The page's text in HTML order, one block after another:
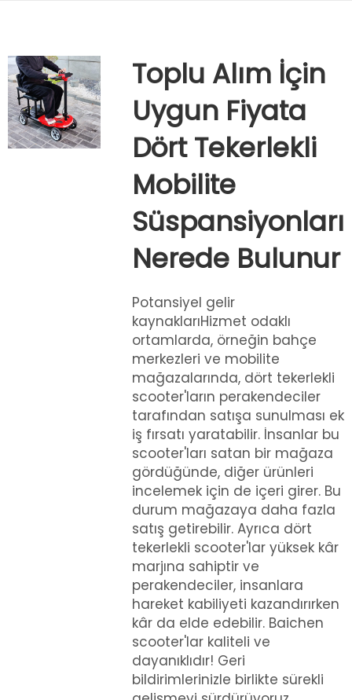
Toplu Alım İçin
Uygun Fiyata
Dört Tekerlekli
Mobilite
Süspansiyonları
Nerede Bulunur
Potansiyel gelir
kaynaklarıHizmet odaklı
ortamlarda, örneğin bahçe
merkezleri ve mobilite
mağazalarında, dört tekerlekli
scooter'ların perakendeciler
tarafından satışa sunulması ek
iş fırsatı yaratabilir. İnsanlar bu
scooter'ları satan bir mağaza
gördüğünde, diğer ürünleri
incelemek için de içeri girer. Bu
durum mağazaya daha fazla
satış getirebilir. Ayrıca dört
tekerlekli scooter'lar yüksek kâr
marjına sahiptir ve
perakendeciler, insanlara
hareket kabiliyeti kazandırırken
kâr da elde edebilir. Baichen
scooter'lar kaliteli ve
dayanıklıdır! Geri
bildirimlerinizle birlikte sürekli